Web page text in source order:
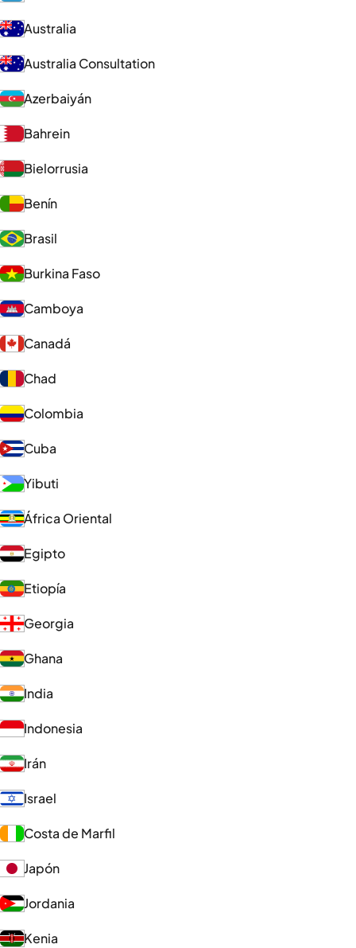
Australia
Australia Consultation
Azerbaiyán
Bahrein
Bielorrusia
Benín
Brasil
Burkina Faso
Camboya
Canadá
Chad
Colombia
Cuba
Yibuti
África Oriental
Egipto
Etiopía
Georgia
Ghana
India
Indonesia
Irán
Israel
Costa de Marfil
Japón
Jordania
Kenia